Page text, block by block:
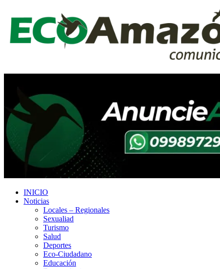
INICIO
Noticias
Locales – Regionales
Sexualiad
Turismo
Salud
Deportes
Eco-Ciudadano
Educación